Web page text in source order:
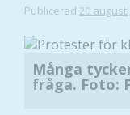
Publicerad 20
Många
fråga. Foto: